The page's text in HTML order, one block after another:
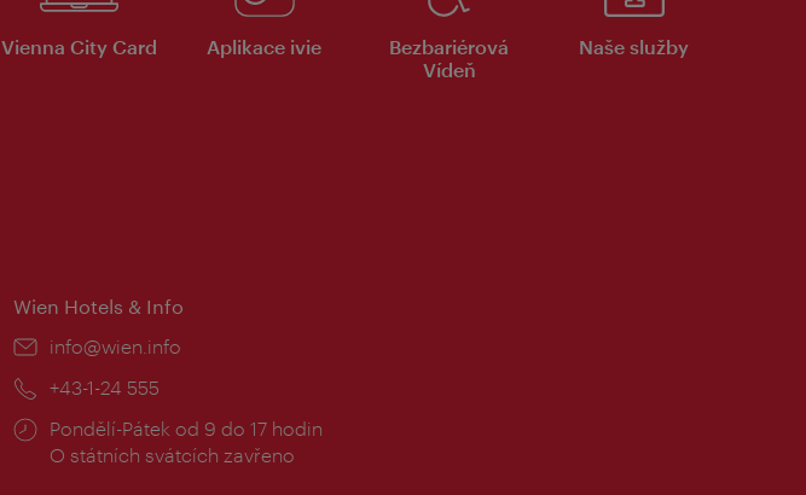
Vienna City Card Aplikace ivie
Bezbariérová
Vídeň
Naše služby
Wien Hotels & Info
E-
info@wien.info
Telefon:
+43-1-24 555
Provozní
doba:
Pondělí-Pátek od 9 do 17 hodin
O státních svátcích zavřeno